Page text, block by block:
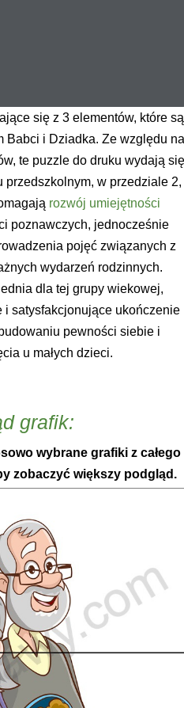
się z 3 elementów, które są
Babci i Dziadka. Ze względu na
te puzzle do druku wydają się
w przedziale 2,
rozwój umiejętności
poznawczych, jednocześnie
pojęć związanych z
wydarzeń rodzinnych.
dla tej grupy wiekowej,
satysfakcjonujące ukończenie
pewności siebie i
u małych dzieci.
grafik:
wybrane grafiki z całego
zobaczyć większy podgląd.